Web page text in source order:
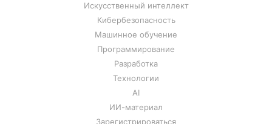
Искусственный интеллект
Кибербезопасность
Машинное обучение
Программирование
Разработка
Технологии
AI
ИИ-материал
Зарегистрироваться